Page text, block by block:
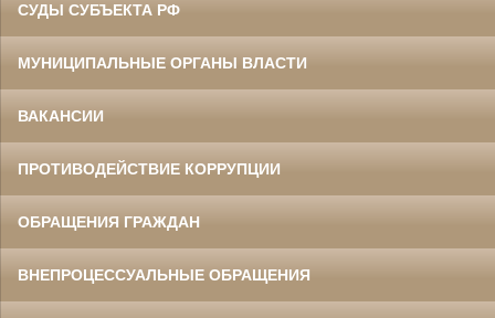
СУДЫ СУБЪЕКТА РФ
МУНИЦИПАЛЬНЫЕ ОРГАНЫ ВЛАСТИ
ВАКАНСИИ
ПРОТИВОДЕЙСТВИЕ КОРРУПЦИИ
ОБРАЩЕНИЯ ГРАЖДАН
ВНЕПРОЦЕССУАЛЬНЫЕ ОБРАЩЕНИЯ